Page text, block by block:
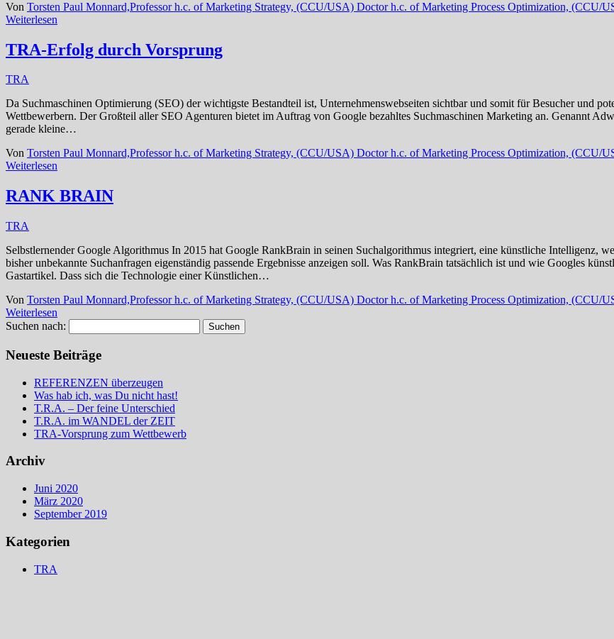
Von Torsten Paul Monnard,Professor h.c. of Marketing Strategy, (CCU/USA) Doctor h.c. of Marketing Process Optimization, (CCU/
Weiterlesen
TRA-Erfolg durch Vorsprung
TRA
Da Suchmaschinen Optimierung (SEO) der wichtigste Bestandteil ist, Unternehmenswebseiten sichtbar und somit für Besucher und
Wettbewerbern. Der Großteil aller SEO Agenturen bietet im Auftrag von Google bezahltes Suchmaschinen Marketing an. Genannt
gerade kleine…
Von Torsten Paul Monnard,Professor h.c. of Marketing Strategy, (CCU/USA) Doctor h.c. of Marketing Process Optimization, (CCU/
Weiterlesen
RANK BRAIN
TRA
Selbstlernender Google Algorithmus In 2015 hat Google RankBrain in seinen Suchalgorithmus integriert, eine künstliche Intelligenz,
bisher unbekannte Suchanfragen eigenständig passende Ergebnisse anzeigen soll. Was RankBrain tatsächlich ist und wie Googles
Gastartikel. Dass sich die Technologie einer Künstlichen…
Von Torsten Paul Monnard,Professor h.c. of Marketing Strategy, (CCU/USA) Doctor h.c. of Marketing Process Optimization, (CCU/
Weiterlesen
Suchen nach:
Neueste Beiträge
REFERENZEN überzeugen
Was hab ich, was Du nicht hast!
T.R.A. – Der feine Unterschied
T.R.A. im WANDEL der ZEIT
TRA-Vorsprung zum Wettbewerb
Archiv
Juni 2020
März 2020
September 2019
Kategorien
TRA